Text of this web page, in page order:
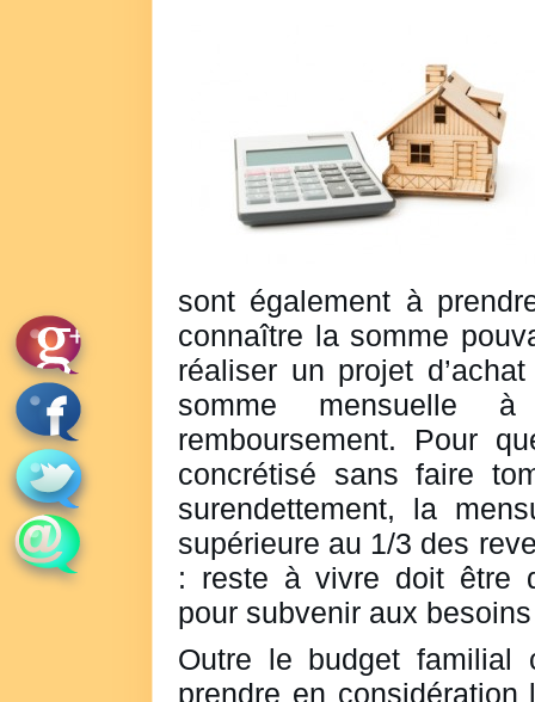
sont également à
connaître la somme
réaliser un projet
somme mensuelle
remboursement. Pour
concrétisé sans faire
surendettement, la
supérieure au 1/3 des
: reste à vivre doit être
pour subvenir aux
Outre le budget familial
prendre en considération